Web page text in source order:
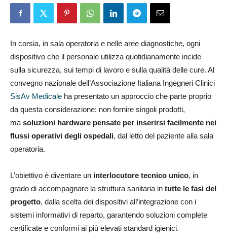
In corsia, in sala operatoria e nelle aree diagnostiche, ogni
dispositivo che il personale utilizza quotidianamente incide
sulla sicurezza, sui tempi di lavoro e sulla qualità delle cure. Al
convegno nazionale dell’Associazione Italiana Ingegneri Clinici
SisAv Medicale ha presentato un approccio che parte proprio
da questa considerazione: non fornire singoli prodotti,
ma soluzioni hardware pensate per inserirsi facilmente nei
flussi operativi degli ospedali, dal letto del paziente alla sala
operatoria.
L’obiettivo è diventare un interlocutore tecnico unico, in
grado di accompagnare la struttura sanitaria in tutte le fasi del
progetto, dalla scelta dei dispositivi all’integrazione con i
sistemi informativi di reparto, garantendo soluzioni complete
certificate e conformi ai più elevati standard igienici.